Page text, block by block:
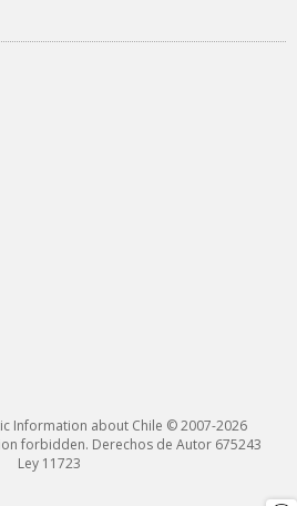
Information about Chile © 2007-2026
forbidden. Derechos de Autor 675243
Ley 11723